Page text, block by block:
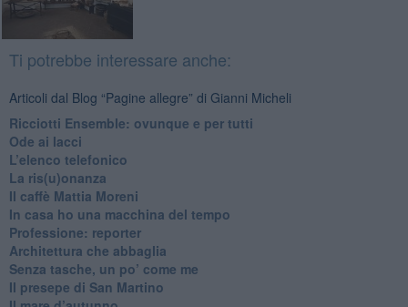
Ti potrebbe interessare anche:
Articoli dal Blog “Pagine allegre” di Gianni Micheli
​Ricciotti Ensemble: ovunque e per tutti
Ode ai lacci
​L’elenco telefonico
​La ris(u)onanza
​Il caffè Mattia Moreni
​In casa ho una macchina del tempo
Professione: reporter
Architettura che abbaglia
​Senza tasche, un po’ come me
​Il presepe di San Martino